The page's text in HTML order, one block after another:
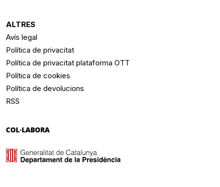
ALTRES
Avís legal
Política de privacitat
Política de privacitat plataforma OTT
Política de cookies
Política de devolucions
RSS
COL·LABORA